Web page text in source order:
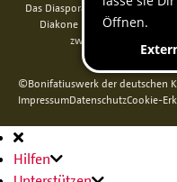
Das Diaspora-Kommissariat
Diakone in Nord-, Mittel-
zweckgebunden über
©Bonifatiuswerk der deutschen
ImpressumDatenschutzCookie-
Hauptnavigation
Hilfen